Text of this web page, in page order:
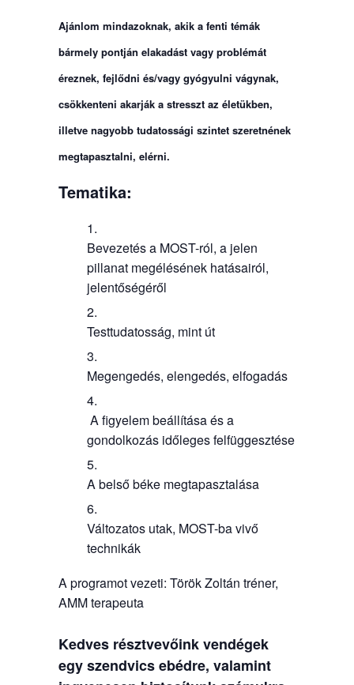
Ajánlom mindazoknak, akik a fenti témák
bármely pontján elakadást vagy problémát
éreznek, fejlődni és/vagy gyógyulni vágynak,
csökkenteni akarják a stresszt az életükben,
illetve nagyobb tudatossági szintet szeretnének
megtapasztalni, elérni.
Tematika:
Bevezetés a MOST-ról, a jelen
pillanat megélésének hatásairól,
jelentőségéről
Testtudatosság, mint út
Megengedés, elengedés, elfogadás
A figyelem beállítása és a
gondolkozás időleges felfüggesztése
A belső béke megtapasztalása
Változatos utak, MOST-ba vivő
technikák
A programot vezeti: Török Zoltán tréner,
AMM terapeuta
Kedves résztvevőink vendégek
egy szendvics ebédre, valamint